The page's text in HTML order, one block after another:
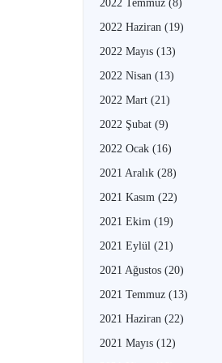
2022 Temmuz (8)
2022 Haziran (19)
2022 Mayıs (13)
2022 Nisan (13)
2022 Mart (21)
2022 Şubat (9)
2022 Ocak (16)
2021 Aralık (28)
2021 Kasım (22)
2021 Ekim (19)
2021 Eylül (21)
2021 Ağustos (20)
2021 Temmuz (13)
2021 Haziran (22)
2021 Mayıs (12)